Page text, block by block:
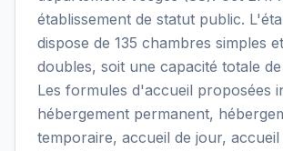
établissement de statut public.
dispose de 135 chambres simples
doubles, soit une capacité totale
Les formules d'accueil proposées
hébergement permanent,
temporaire, accueil de jour,